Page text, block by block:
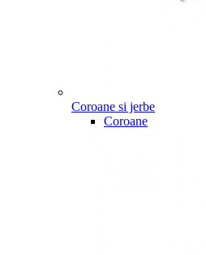
Coroane si jerbe
Coroane